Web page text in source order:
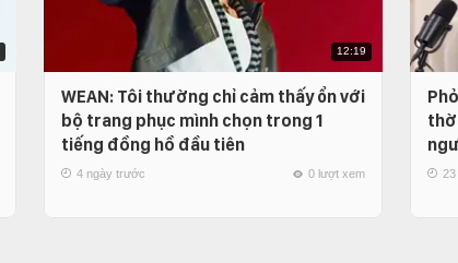
12:19
WEAN: Tôi thường chỉ cảm thấy ổn với
bộ trang phục mình chọn trong 1
tiếng đồng hồ đầu tiên
4 ngày trước 0 lượt xem